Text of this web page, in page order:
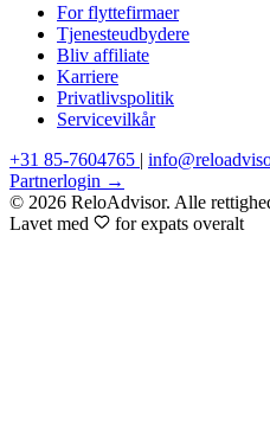
For flyttefirmaer
Tjenesteudbydere
Bliv affiliate
Karriere
Privatlivspolitik
Servicevilkår
+31 85-7604765 |
Partnerlogin →
© 2026 ReloAdvisor. Alle
Lavet med
for expats overalt